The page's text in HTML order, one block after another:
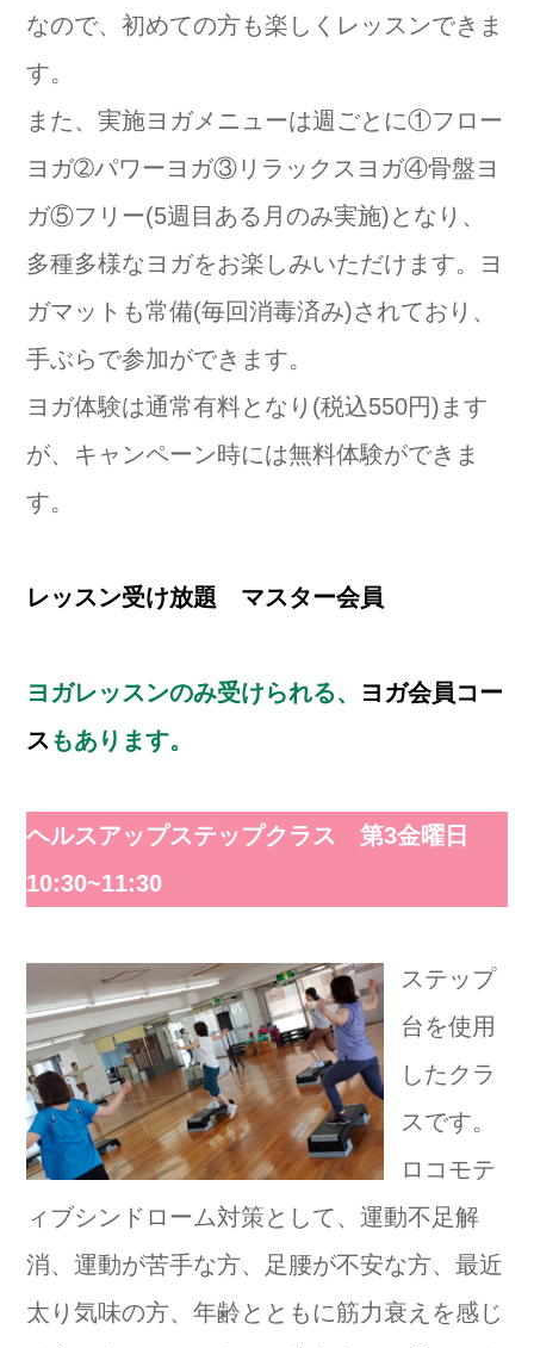
なので、初めての方も楽しくレッスンできま
す。
また、実施ヨガメニューは週ごとに①フロー
ヨガ➁パワーヨガ③リラックスヨガ④骨盤ヨ
ガ⑤フリー(5週目ある月のみ実施)となり、
多種多様なヨガをお楽しみいただけます。ヨ
ガマットも常備(毎回消毒済み)されており、
手ぶらで参加ができます。
ヨガ体験は通常有料となり(税込550円)ます
が、キャンペーン時には無料体験ができま
す。
レッスン受け放題 マスター会員
ヨガレッスンのみ受けられる、
ヨガ会員コー
スもあります。
ヘルスアップステップクラス 第3金曜日
10:30~11:30
ステップ
台を使用
したクラ
スです。
ロコモテ
ィブシンドローム対策として、運動不足解
消、運動が苦手な方、足腰が不安な方、最近
太り気味の方、年齢とともに筋力衰えを感じ